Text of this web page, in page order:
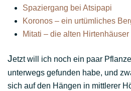
Spaziergang bei Atsipapi
Koronos – ein urtümliches
Mitati – die alten Hirtenhäuser
Jetzt will ich noch ein paar
unterwegs gefunden habe, und
sich auf den Hängen in mittlerer